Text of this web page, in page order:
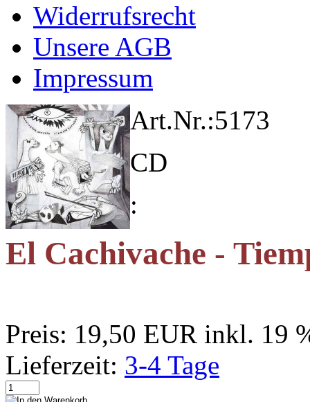
Widerrufsrecht
Unsere AGB
Impressum
Art.Nr.:5173
CD
:
El Cachivache -
Preis: 19,50 EUR inkl. 19
Lieferzeit: 3-4 Tage